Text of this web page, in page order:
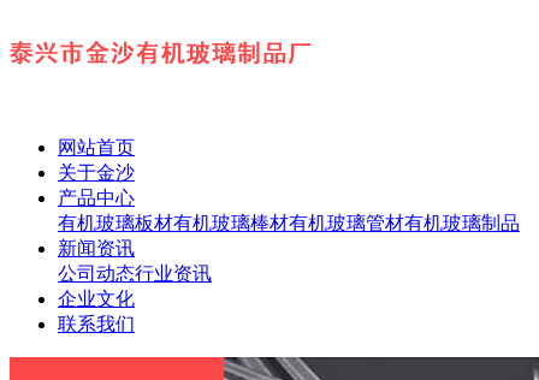
网站首页
关于金沙
产品中心
有机玻璃板材有机玻璃棒材有机玻璃管材有机玻璃制品
新闻资讯
公司动态行业资讯
企业文化
联系我们